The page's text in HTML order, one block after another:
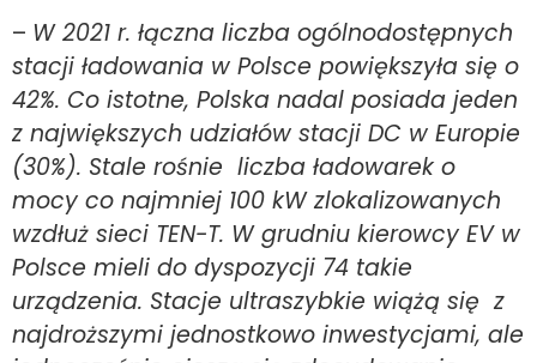
– W 2021 r. łączna liczba ogólnodostępnych
stacji ładowania w Polsce powiększyła się o
42%. Co istotne, Polska nadal posiada jeden
z największych udziałów stacji DC w Europie
(30%). Stale rośnie liczba ładowarek o
mocy co najmniej 100 kW zlokalizowanych
wzdłuż sieci TEN-T. W grudniu kierowcy EV w
Polsce mieli do dyspozycji 74 takie
urządzenia. Stacje ultraszybkie wiążą się z
najdroższymi jednostkowo inwestycjami, ale